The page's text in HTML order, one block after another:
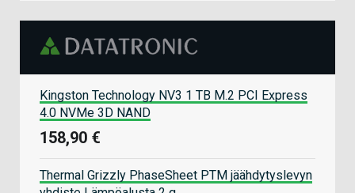
Kingston Technology NV3 1 TB M.2 PCI Express
4.0 NVMe 3D NAND
158,90 €
Thermal Grizzly PhaseSheet PTM jäähdytyslevyn